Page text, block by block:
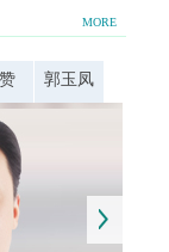
MORE
郭玉凤